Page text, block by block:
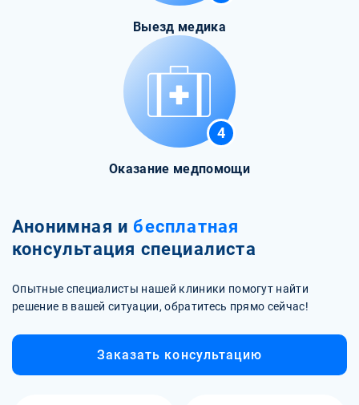
Выезд медика
4
Оказание медпомощи
Анонимная и бесплатная
консультация специалиста
Опытные специалисты нашей клиники помогут найти
решение в вашей ситуации, обратитесь прямо сейчас!
Заказать консультацию